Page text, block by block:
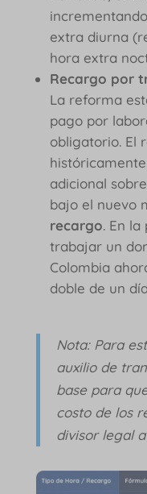
extra diurna
hora extra
Recargo por
La reforma
pago por
obligatorio. El
adicional
bajo el nuevo
recargo. En
trabajar un
Colombia
doble de un
Nota: Para
auxilio de
base para
costo de los
divisor legal